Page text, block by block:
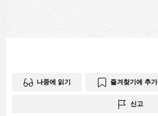
나중에 읽기 즐겨찾기에 추가
신고